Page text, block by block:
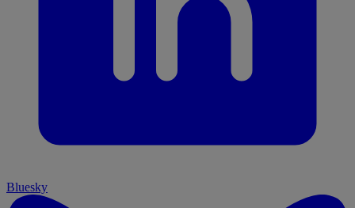
Bluesky